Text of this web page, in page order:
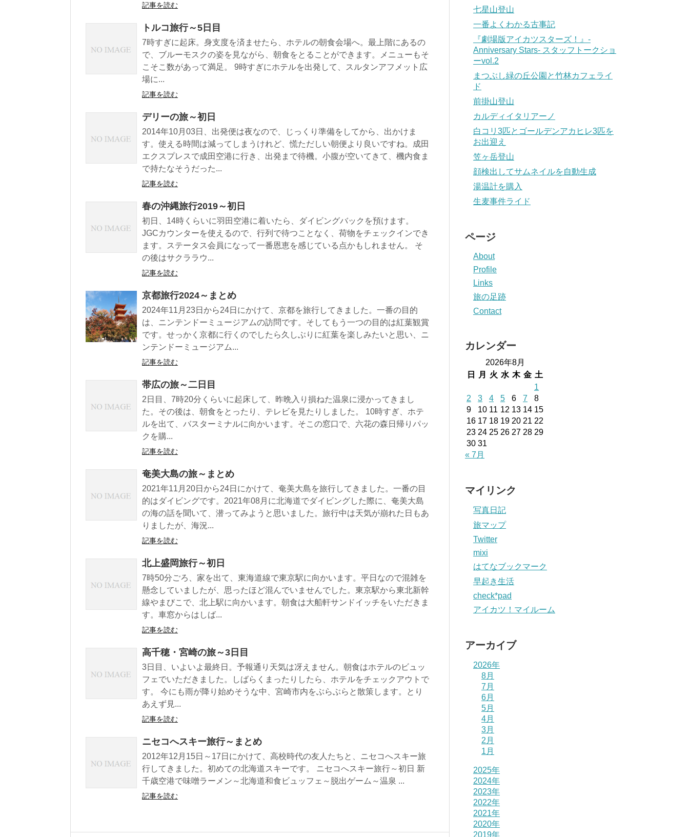
記事を読む
トルコ旅行～5日目
7時すぎに起床。身支度を済ませたら、ホテルの朝食会場へ。最上階にあるの
で、ブルーモスクの姿を見ながら、朝食をとることができます。メニューもそ
こそこ数があって満足。 9時すぎにホテルを出発して、スルタンアフメット広
場に...
記事を読む
デリーの旅～初日
2014年10月03日、出発便は夜なので、じっくり準備をしてから、出かけま
す。使える時間は減ってしまうけれど、慌ただしい朝便より良いですね。成田
エクスプレスで成田空港に行き、出発まで待機。小腹が空いてきて、機内食ま
で持たなそうだった...
記事を読む
春の沖縄旅行2019～初日
初日、14時くらいに羽田空港に着いたら、ダイビングバックを預けます。
JGCカウンターを使えるので、行列で待つことなく、荷物をチェックインでき
ます。ステータス会員になって一番恩恵を感じている点かもしれません。 そ
の後はサクララウ...
記事を読む
京都旅行2024～まとめ
2024年11月23日から24日にかけて、京都を旅行してきました。一番の目的
は、ニンテンドーミュージアムの訪問です。そしてもう一つの目的は紅葉観賞
です。せっかく京都に行くのでしたら久しぶりに紅葉を楽しみたいと思い、ニ
ンテンドーミュージアム...
記事を読む
帯広の旅～二日目
2日目、7時20分くらいに起床して、昨晩入り損ねた温泉に浸かってきまし
た。その後は、朝食をとったり、テレビを見たりしました。 10時すぎ、ホテ
ルを出て、バスターミナルに向かいます。そこの窓口で、六花の森日帰りパッ
クを購...
記事を読む
奄美大島の旅～まとめ
2021年11月20日から24日にかけて、奄美大島を旅行してきました。一番の目
的はダイビングです。2021年08月に北海道でダイビングした際に、奄美大島
の海の話を聞いて、潜ってみようと思いました。旅行中は天気が崩れた日もあ
りましたが、海況...
記事を読む
北上盛岡旅行～初日
7時50分ごろ、家を出て、東海道線で東京駅に向かいます。平日なので混雑を
懸念していましたが、思ったほど混んでいませんでした。東京駅から東北新幹
線やまびこで、北上駅に向かいます。朝食は大船軒サンドイッチをいただきま
す。車窓からはしば...
記事を読む
高千穂・宮崎の旅～3日目
3日目、いよいよ最終日。予報通り天気は冴えません。朝食はホテルのビュッ
フェでいただきました。しばらくまったりしたら、ホテルをチェックアウトで
す。 今にも雨が降り始めそうな中、宮崎市内をぶらぶらと散策します。とり
あえず見...
記事を読む
ニセコへスキー旅行～まとめ
2012年12月15日～17日にかけて、高校時代の友人たちと、ニセコへスキー旅
行してきました。初めての北海道スキーです。 ニセコへスキー旅行～初日 新
千歳空港で味噌ラーメン～北海道和食ビュッフェ～脱出ゲーム～温泉 ...
記事を読む
七星山登山
一番よくわかる古事記
『劇場版アイカツスターズ！』-
Anniversary Stars- スタッフトークショ
ーvol.2
まつぶし緑の丘公園と竹林カフェライ
ド
前掛山登山
カルディイタリアーノ
白コリ3匹とゴールデンアカヒレ3匹を
お出迎え
笠ヶ岳登山
顔検出してサムネイルを自動生成
湯温計を購入
生麦事件ライド
ページ
About
Profile
Links
旅の足跡
Contact
カレンダー
2026年8月
日
月 火 水 木 金 土
1
2
3 4 5 6 7
8
9
10 11 12 13 14 15
16 17 18 19 20 21 22
23 24 25 26 27 28 29
30 31
« 7月
マイリンク
写真日記
旅マップ
Twitter
mixi
はてなブックマーク
早起き生活
check*pad
アイカツ！マイルーム
アーカイブ
2026年
8月
7月
6月
5月
4月
3月
2月
1月
2025年
2024年
2023年
2022年
2021年
2020年
2019年